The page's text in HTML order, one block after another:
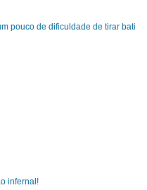
pouco de dificuldade de tirar bati
infernal!